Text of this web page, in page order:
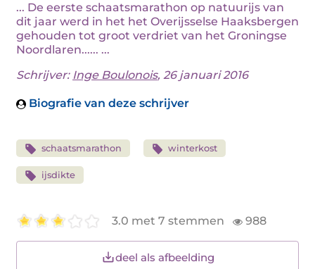
... De eerste schaatsmarathon op natuurijs van
dit jaar werd in het het Overijsselse Haaksbergen
gehouden tot groot verdriet van het Groningse
Noordlaren...... ...
Schrijver: Inge Boulonois, 26 januari 2016
Biografie van deze schrijver
schaatsmarathon winterkost
ijsdikte
3.0 met 7 stemmen 988
deel als afbeelding